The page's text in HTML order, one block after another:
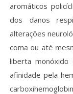
aromáticos
dos danos
alterações
coma ou até
liberta
afinidade pela